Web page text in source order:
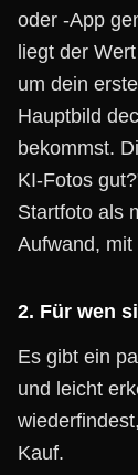
oder -App
liegt der
um dein
Hauptbild
bekommst.
KI-Fotos
Startfoto als
Aufwand,
2. Für wen
Es gibt ein
und leicht
Kauf.